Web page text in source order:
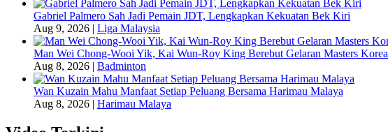
Gabriel Palmero Sah Jadi Pemain JDT, Lengkapkan Kekuatan Bek Kiri
Aug 9, 2026 | Liga Malaysia
Man Wei Chong-Wooi Yik, Kai Wun-Roy King Berebut Gelaran Masters Korea
Aug 8, 2026 | Badminton
Wan Kuzain Mahu Manfaat Setiap Peluang Bersama Harimau Malaya
Aug 8, 2026 | Harimau Malaya